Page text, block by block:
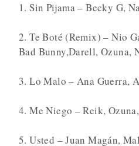
1. Sin Pijama – Becky G,
2. Te Boté (Remix) – Nio
Bad Bunny,Darell, Ozuna,
3. Lo Malo – Ana Guerra,
4. Me Niego – Reik,
5. Usted – Juan Magán,